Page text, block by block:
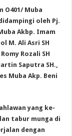
O401/ Muba
oleh Pj.
Akbp. Imam
M. Ali Asri SH
Rozali SH
Saputra SH.,
Muba Akp. Beni
yang ke-
tabur munga di
dengan